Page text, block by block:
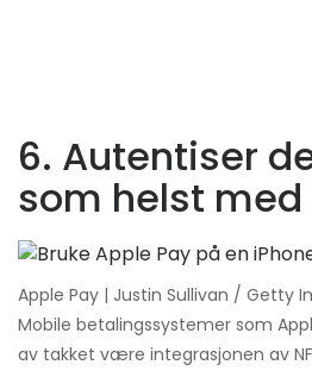
6. Autentiser
som helst med
Apple Pay | Justin Sullivan / Getty
Mobile betalingssystemer som
av takket være integrasjonen av